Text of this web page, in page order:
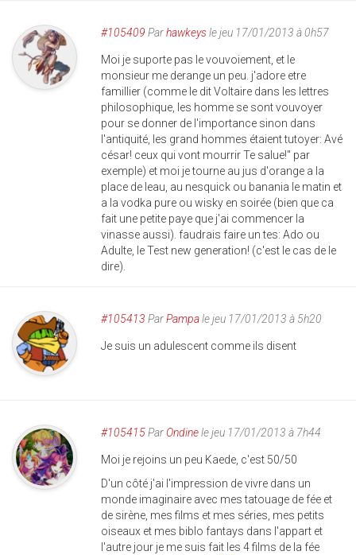
#105409 Parhawkeysle jeu 17/01/2013 à 0h57
Moi je suporte pas le vouvoiement, et le
monsieur me derange un peu. j'adore etre
famillier (comme le dit Voltaire dans les lettres
philosophique, les homme se sont vouvoyer
pour se donner de l'importance sinon dans
l'antiquité, les grand hommes étaient tutoyer: Avé
césar! ceux qui vont mourrir Te salue!" par
exemple) et moi je tourne au jus d'orange a la
place de leau, au nesquick ou banania le matin et
a la vodka pure ou wisky en soirée (bien que ca
fait une petite paye que j'ai commencer la
vinasse aussi). faudrais faire un tes: Ado ou
Adulte, le Test new generation! (c'est le cas de le
dire).
#105413 ParPampale jeu 17/01/2013 à 5h20
Je suis un adulescent comme ils disent
#105415ParOndinele jeu 17/01/2013 à 7h44
Moi je rejoins un peu Kaede, c'est 50/50
D'un côté j'ai l'impression de vivre dans un
monde imaginaire avec mes tatouage de fée et
de sirène, mes films et mes séries, mes petits
oiseaux et mes biblo fantays dans l'appart et
l'autre jour je me suis fait les 4 films de la fée